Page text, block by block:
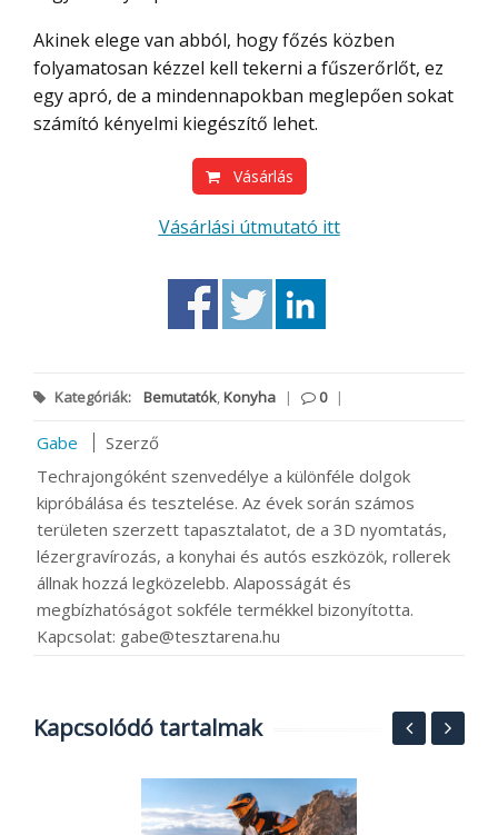
Akinek elege van abból, hogy főzés közben
folyamatosan kézzel kell tekerni a fűszerőrlőt, ez
egy apró, de a mindennapokban meglepően sokat
számító kényelmi kiegészítő lehet.
Vásárlás
Vásárlási útmutató itt
Kategóriák: Bemutatók,Konyha | 0 |
Gabe
Szerző
Techrajongóként szenvedélye a különféle dolgok
kipróbálása és tesztelése. Az évek során számos
területen szerzett tapasztalatot, de a 3D nyomtatás,
lézergravírozás, a konyhai és autós eszközök, rollerek
állnak hozzá legközelebb. Alaposságát és
megbízhatóságot sokféle termékkel bizonyította.
Kapcsolat: gabe@tesztarena.hu
Kapcsolódó tartalmak